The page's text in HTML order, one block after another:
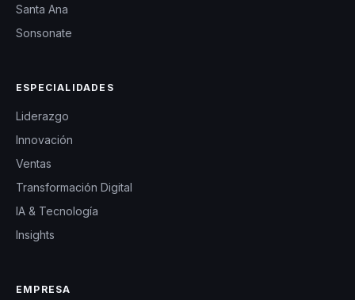
Santa Ana
Sonsonate
ESPECIALIDADES
Liderazgo
Innovación
Ventas
Transformación Digital
IA & Tecnología
Insights
EMPRESA